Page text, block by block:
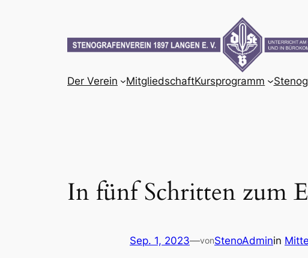
Der Verein MitgliedschaftKursprogramm
In fünf Schritten zum
Sep. 1, 2023—vonStenoAdminin